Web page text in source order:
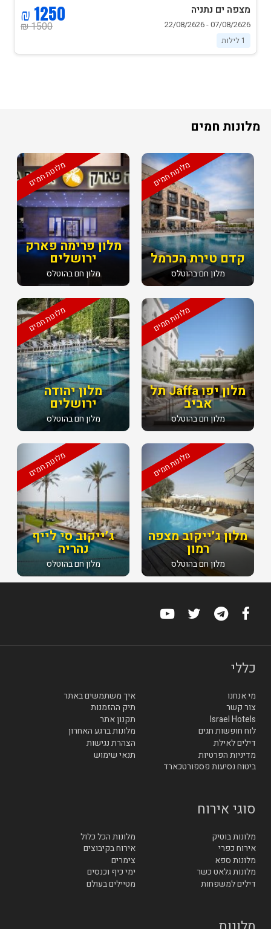
מצפה ים נתניה
07/08/2626 - 22/08/2626
1 לילות
1500 ₪
1250 ₪
מלונות חמים
מלונות חמים
מלון פרימה פארק
ירושלים
מלון חם בהוטלס
מלונות חמים
קדם טירת הכרמל
מלון חם בהוטלס
מלונות חמים
מלון יהודה
ירושלים
מלון חם בהוטלס
מלונות חמים
מלון יפו Jaffa תל
אביב
מלון חם בהוטלס
מלונות חמים
ג׳ייקוב סי לייף
נהריה
מלון חם בהוטלס
מלונות חמים
מלון ג׳ייקוב מצפה
רמון
מלון חם בהוטלס
כללי
מי אנחנו
איך משתמשים באתר
צור קשר
תיק ההזמנות
Israel Hotels
תקנון אתר
לוח חופשות חגים
מלונות ברגע האחרון
דילים לאילת
הצהרת נגישות
מדיניות הפרטיות
תנאי שימוש
ביטוח נסיעות פספורטכארד
סוגי אירוח
מלונות בוטיק
מלונות הכל כלול
אירוח כפרי
אירוח בקיבוצים
מלונות ספא
צימרים
מלונות גלאט כשר
ימי כיף וכנסים
דילים למשפחות
מטיילים בעולם